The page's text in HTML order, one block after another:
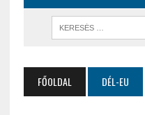
FŐOLDAL DÉL-EU